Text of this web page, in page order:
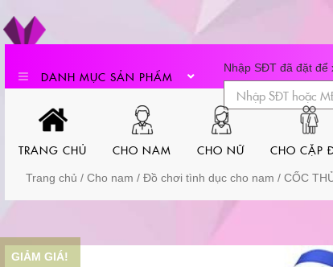
Skip
to
DANH MỤC SẢN PHẨM
TRANG CHỦ CHO NAM CHO NỮ CHO CẶP
Trang chủ / Cho nam / Đồ chơi tình dục cho nam / CỐC
Nhập SĐT đã đặt để
GIẢM GIÁ!